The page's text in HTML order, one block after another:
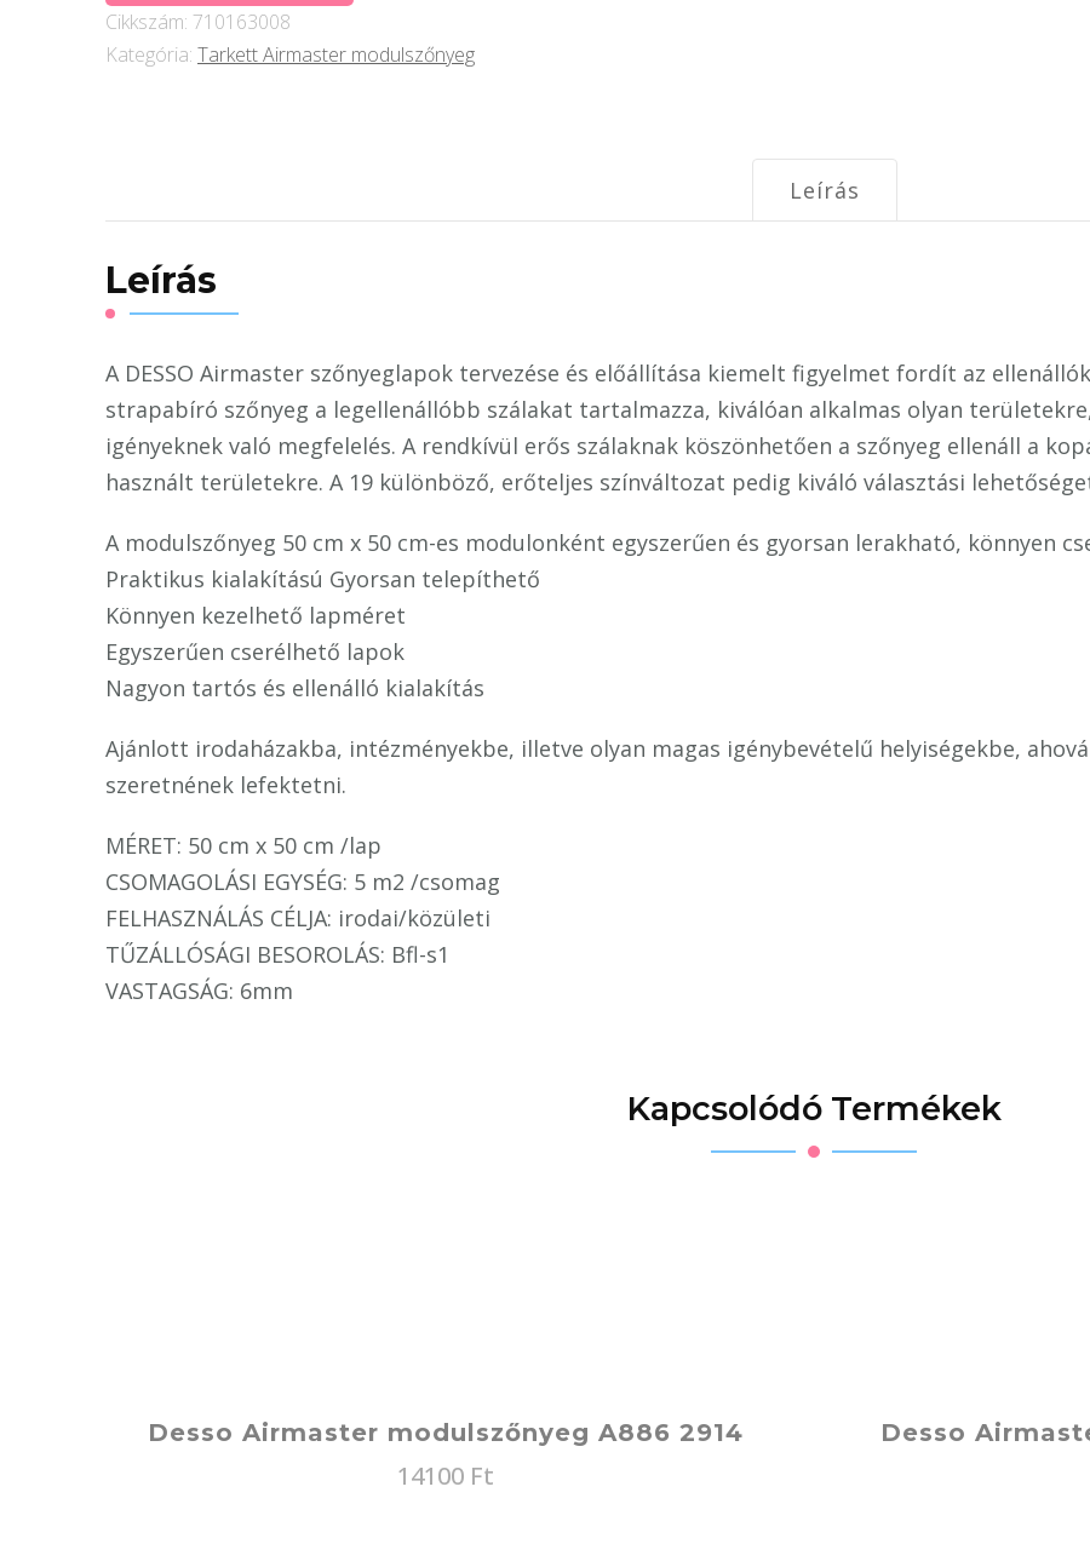
Cikkszám: 710163008
Kategória: Tarkett Airmaster modulszőnyeg
Leírás
Leírás
A DESSO Airmaster szőnyeglapok tervezése és előállítása kiemelt figyelmet fordít az
strapabíró szőnyeg a legellenállóbb szálakat tartalmazza, kiválóan alkalmas olyan
igényeknek való megfelelés. A rendkívül erős szálaknak köszönhetően a szőnyeg ellenáll a
használt területekre. A 19 különböző, erőteljes színváltozat pedig kiváló választási
A modulszőnyeg 50 cm x 50 cm-es modulonként egyszerűen és gyorsan lerakható, könnyen
Praktikus kialakítású Gyorsan telepíthető
Könnyen kezelhető lapméret
Egyszerűen cserélhető lapok
Nagyon tartós és ellenálló kialakítás
Ajánlott irodaházakba, intézményekbe, illetve olyan magas igénybevételű helyiségekbe,
szeretnének lefektetni.
MÉRET: 50 cm x 50 cm /lap
CSOMAGOLÁSI EGYSÉG: 5 m2 /csomag
FELHASZNÁLÁS CÉLJA: irodai/közületi
TŰZÁLLÓSÁGI BESOROLÁS: Bfl-s1
VASTAGSÁG: 6mm
Kapcsolódó Termékek
Desso Airmaster modulszőnyeg A886 2914
14100 Ft
Desso